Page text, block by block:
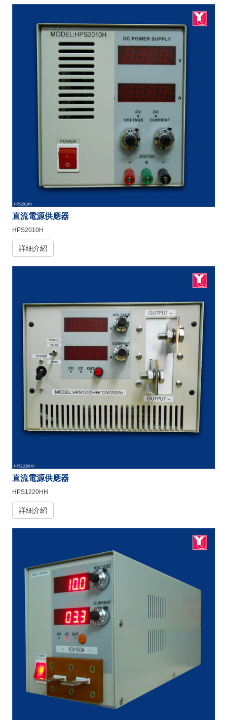
直流電源供應器
HPS2010H
詳細介紹
直流電源供應器
HPS1220HH
詳細介紹